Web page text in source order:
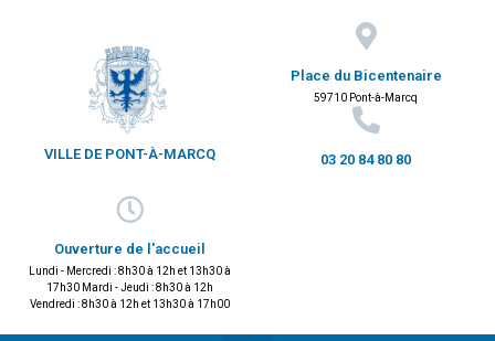
VILLE DE PONT-À-MARCQ
Place du Bicentenaire
59710 Pont-à-Marcq
03 20 84 80 80
Ouverture de l'accueil
Lundi - Mercredi : 8h30 à 12h et 13h30 à
17h30 Mardi - Jeudi : 8h30 à 12h
Vendredi : 8h30 à 12h et 13h30 à 17h00